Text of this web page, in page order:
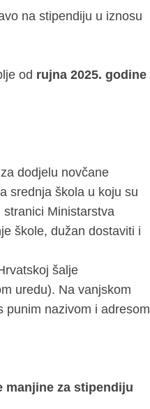
na stipendiju u iznosu
od rujna 2025. godine
dodjelu novčane
srednja škola u koju su
Ministarstva
škole, dužan dostaviti i
šalje
uredu). Na vanjskom
punim nazivom i adresom
manjine za stipendiju